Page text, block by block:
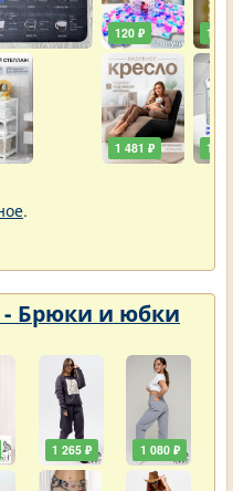
120 ₽
1 481 ₽
129
111
.
- Брюки и юбки
1 265 ₽ 1 080 ₽